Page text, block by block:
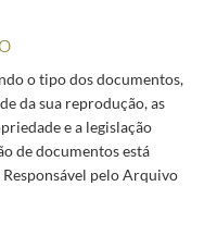
o tipo dos documentos,
da sua reprodução, as
e a legislação
de documentos está
pelo Arquivo